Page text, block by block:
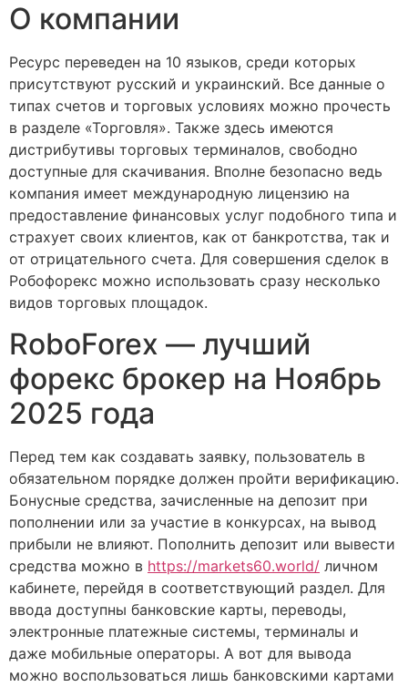
О компании
Ресурс переведен на 10 языков, среди которых
присутствуют русский и украинский. Все данные о
типах счетов и торговых условиях можно прочесть
в разделе «Торговля». Также здесь имеются
дистрибутивы торговых терминалов, свободно
доступные для скачивания. Вполне безопасно ведь
компания имеет международную лицензию на
предоставление финансовых услуг подобного типа и
страхует своих клиентов, как от банкротства, так и
от отрицательного счета. Для совершения сделок в
Робофорекс можно использовать сразу несколько
видов торговых площадок.
RoboForex — лучший
форекс брокер на Ноябрь
2025 года
Перед тем как создавать заявку, пользователь в
обязательном порядке должен пройти верификацию.
Бонусные средства, зачисленные на депозит при
пополнении или за участие в конкурсах, на вывод
прибыли не влияют. Пополнить депозит или вывести
средства можно в https://markets60.world/ личном
кабинете, перейдя в соответствующий раздел. Для
ввода доступны банковские карты, переводы,
электронные платежные системы, терминалы и
даже мобильные операторы. А вот для вывода
можно воспользоваться лишь банковскими картами